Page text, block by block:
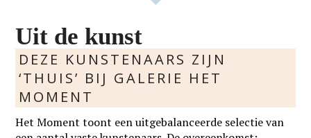
Uit de kunst
DEZE KUNSTENAARS ZIJN
‘THUIS’ BIJ GALERIE HET
MOMENT
Het Moment toont een uitgebalanceerde selectie van